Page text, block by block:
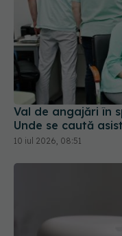
Val de angajări în
Unde se caută
10 iul 2026, 08:51